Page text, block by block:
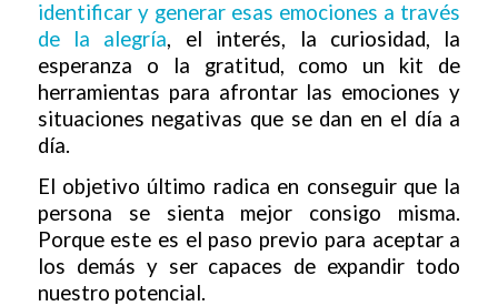
identificar y generar esas emociones a través
de la alegría, el interés, la curiosidad, la
esperanza o la gratitud, como un kit de
herramientas para afrontar las emociones y
situaciones negativas que se dan en el día a
día.
El objetivo último radica en conseguir que la
persona se sienta mejor consigo misma.
Porque este es el paso previo para aceptar a
los demás y ser capaces de expandir todo
nuestro potencial.